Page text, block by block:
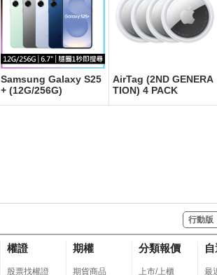
Samsung Galaxy S25
+ (12G/256G)
AirTag (2ND GENERA
TION) 4 PACK
行動版
權證
股票找權證
期權
期貨商品
分類報價
上市/上櫃
最